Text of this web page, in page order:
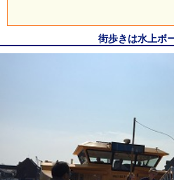
街歩きは水上ボ